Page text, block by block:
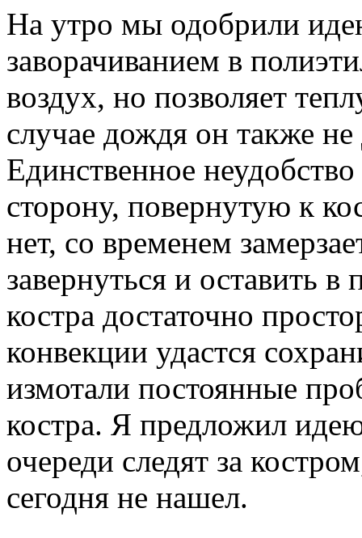
На утро мы одобрили
заворачиванием в
воздух, но позволяет
случае дождя он также
Единственное
сторону, повернутую к
нет, со временем
завернуться и оставить
костра достаточно
конвекции удастся
измотали постоянные
костра. Я предложил
очереди следят за
сегодня не нашел.